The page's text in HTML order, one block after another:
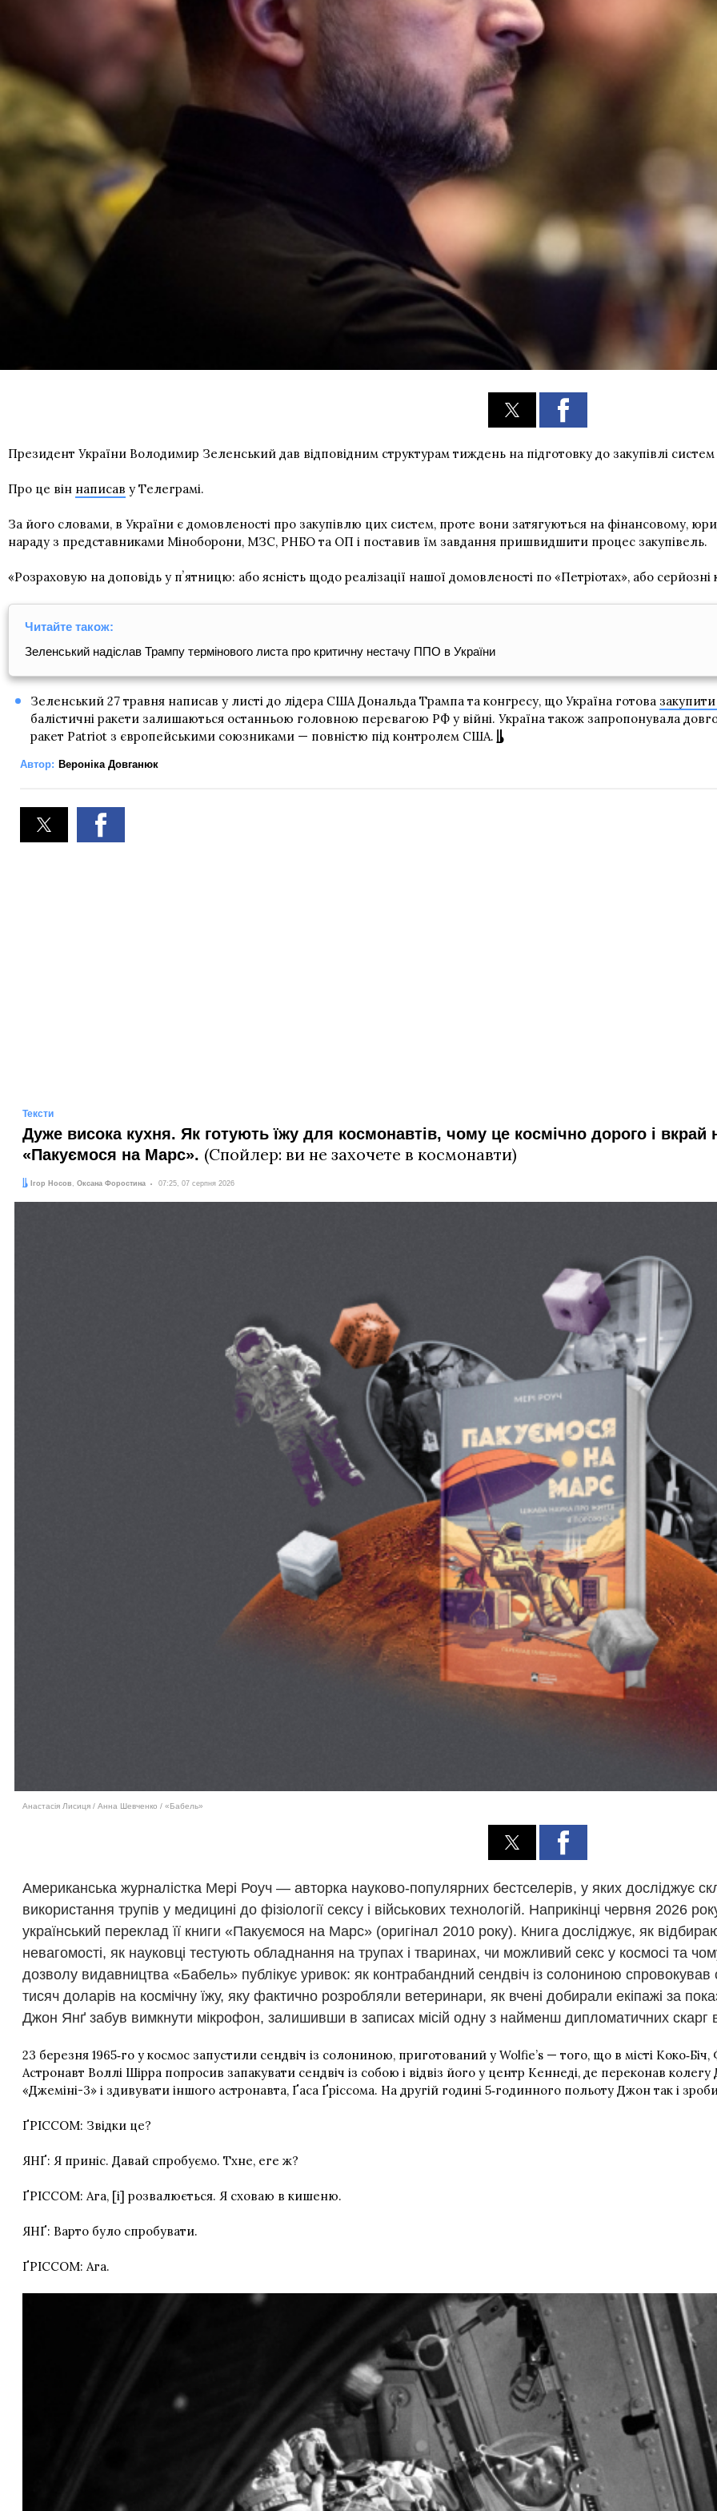
Президент України Володимир Зеленський дав відповідним структурам тиждень на підготовку до закупівлі
Про це він написав у Tелеграмі.
За його словами, в України є домовленості про закупівлю цих систем, проте вони затягуються на фінансовому,
нараду з представниками Міноборони, МЗС, РНБО та ОП і поставив їм завдання пришвидшити процес закупівель.
«Розраховую на доповідь у пʼятницю: або ясність щодо реалізації нашої домовленості по «Петріотах», або
Читайте також:
Зеленський надіслав Трампу термінового листа про критичну нестачу ППО в України
Зеленський 27 травня написав у листі до лідера США Дональда Трампа та конгресу, що Україна готова
балістичні ракети залишаються останньою головною перевагою РФ у війні. Україна також запропонувала
ракет Patriot з європейськими союзниками — повністю під контролем США.
Автор: Вероніка Довганюк